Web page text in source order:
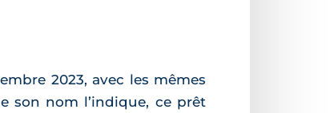
2023, avec les mêmes
son nom l’indique, ce prêt